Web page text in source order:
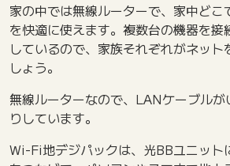
家の中では無線ルーターで、家中どこ
を快適に使えます。複数台の機器を接
しているので、家族それぞれがネッ
しょう。
無線ルーターなので、LANケーブルが
りしています。
Wi-Fi地デジパックは、光BBユニット